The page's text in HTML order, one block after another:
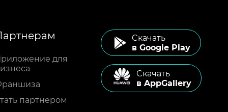
для
партнером
Cкачать
в Google Play
Cкачать
в AppGallery